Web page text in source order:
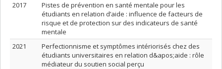
2017
Pistes de prévention en santé mentale pour les
étudiants en relation d’aide : influence de facteurs de
risque et de protection sur des indicateurs de santé
mentale
2021
Perfectionnisme et symptômes intériorisés chez des
étudiants universitaires en relation d&apos;aide : rôle
médiateur du soutien social perçu